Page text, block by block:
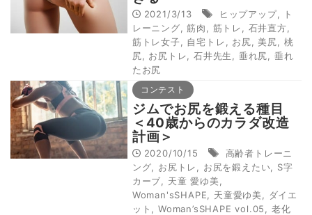
2021/3/13 ヒップアップ,
ト
レーニング ,筋肉 筋トレ 石井直方
筋トレ女子
自宅トレ お尻 美尻
桃
尻
お尻トレ 石井先生 垂れ尻
垂れ
たお尻
コンテスト
ジムでお尻を鍛える種目
＜40歳からのカラダ改造
計画＞
2020/10/15
高齢者トレーニ
ング
お尻トレ お尻を鍛えたい
S字
カーブ
天童 愛ゆ美
Woman'sSHAPE
天童愛ゆ美
ダイエ
ット
Woman’sSHAPE vol.05
老化